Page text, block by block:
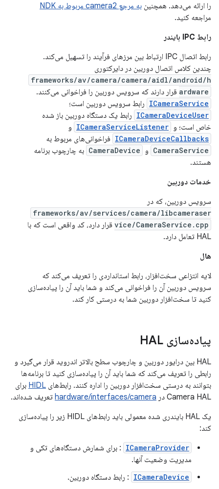
را ارائه می‌دهد. همچنین به مرجع camera2 مربوط به NDK
مراجعه کنید.
رابط IPC بایندر
رابط اتصال IPC ارتباط بین مرزهای فرآیند را تسهیل می‌کند.
چندین کلاس اتصال دوربین در دایرکتوری
frameworks/av/camera/camera/aidl/android/h
ardware قرار دارند که سرویس دوربین را فراخوانی می‌کنند.
ICameraService رابط سرویس دوربین است؛
ICameraDeviceUser رابط یک دستگاه دوربین باز شده
خاص است؛ و ICameraServiceListener و
ICameraDeviceCallbacks فراخوانی‌های مربوط به
CameraService و CameraDevice به چارچوب برنامه
هستند.
خدمات دوربین
سرویس دوربین، که در
frameworks/av/services/camera/libcameraser
vice/CameraService.cpp قرار دارد، کد واقعی است که با
HAL تعامل دارد.
هال
لایه انتزاعی سخت‌افزار، رابط استانداردی را تعریف می‌کند که
سرویس دوربین آن را فراخوانی می‌کند و شما باید آن را پیاده‌سازی
کنید تا سخت‌افزار دوربین شما به درستی کار کند.
پیاده‌سازی HAL
HAL بین درایور دوربین و چارچوب سطح بالاتر اندروید قرار می‌گیرد و
رابطی را تعریف می‌کند که شما باید آن را پیاده‌سازی کنید تا برنامه‌ها
بتوانند به درستی سخت‌افزار دوربین را اداره کنند. رابط‌های HIDL برای
Camera HAL در
hardware/interfaces/camera تعریف شده‌اند.
یک HAL بایندری شده معمولی باید رابط‌های HIDL زیر را پیاده‌سازی
کند:
ICameraProvider : برای شمارش دستگاه‌های تکی و
مدیریت وضعیت آنها.
ICameraDevice : رابط دستگاه دوربین.